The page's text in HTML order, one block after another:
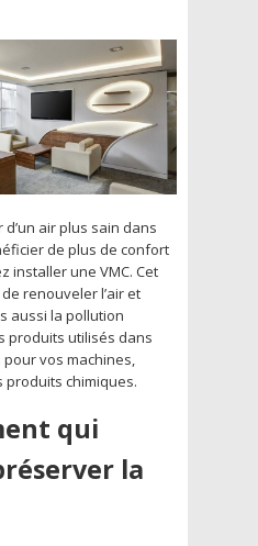
air plus sain dans
de plus de confort
installer une VMC. Cet
renouveler l’air et
aussi la pollution
produits utilisés dans
vos machines,
chimiques.
qui
la